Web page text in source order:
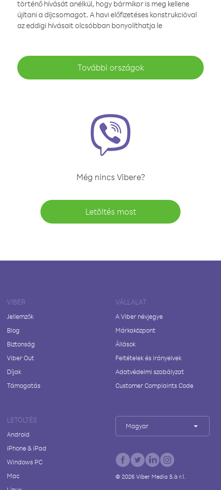
történő hívását anélkül, hogy bármikor is meg kellene
újítani a díjcsomagot. A havi előfizetéses konstrukcióval
az eddigi hívásait olcsóbban bonyolíthatja le
További országok
Még nincs Vibere?
Letöltés most
VIBER
Jellemzők
Blog
Biztonság
Viber Out
Díjak
Támogatás
VÁLLALAT
A Viber névjegye
Márkaközpont
Állások
Feltételek és irányelvek
Adatvédelmi szabályzat
Customer Complaints Code
LETÖLTÉS
Android
iPhone & iPad
Windows PC
Mac
Magyar
© 2026Viber Media S.à r.l.